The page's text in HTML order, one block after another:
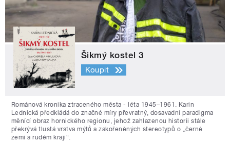
Šikmý kostel 3
Koupit
Románová kronika ztraceného města - léta 1945–1961. Karin
Lednická předkládá do značné míry převratný, dosavadní paradigma
měnící obraz hornického regionu, jehož zahlazenou historii stále
překrývá tlustá vrstva mýtů a zakořeněných stereotypů o „černé
zemi a rudém kraji“.